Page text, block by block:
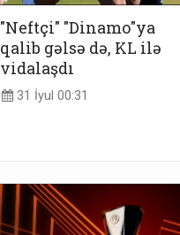
"Neftçi" "Dinamo"ya
qalib gəlsə də, KL ilə
vidalaşdı
31 İyul 00:31